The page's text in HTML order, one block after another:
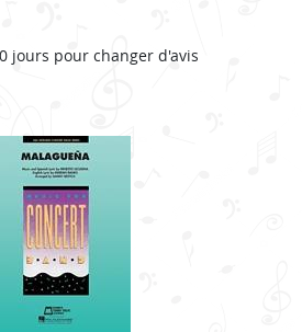
jours pour changer d'avis